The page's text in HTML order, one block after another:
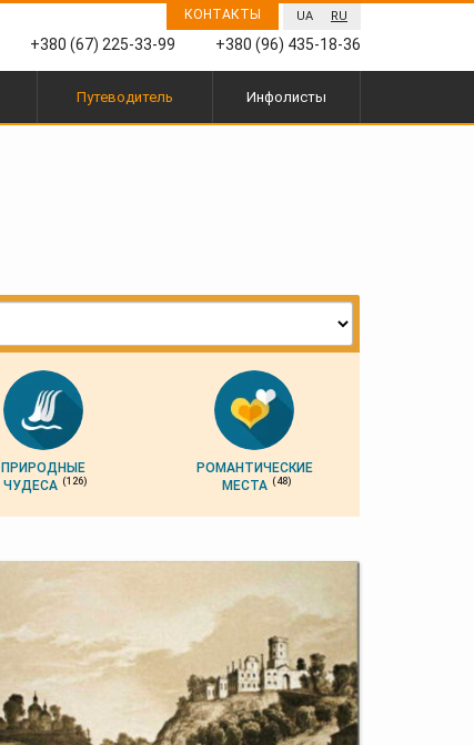
UA RU
КОНТАКТЫ
+380 (67) 225-33-99 +380 (96) 435-18-36
Путеводитель Инфолисты
ПРИРОДНЫЕ
ЧУДЕСА (126)
РОМАНТИЧЕСКИЕ
МЕСТА (48)